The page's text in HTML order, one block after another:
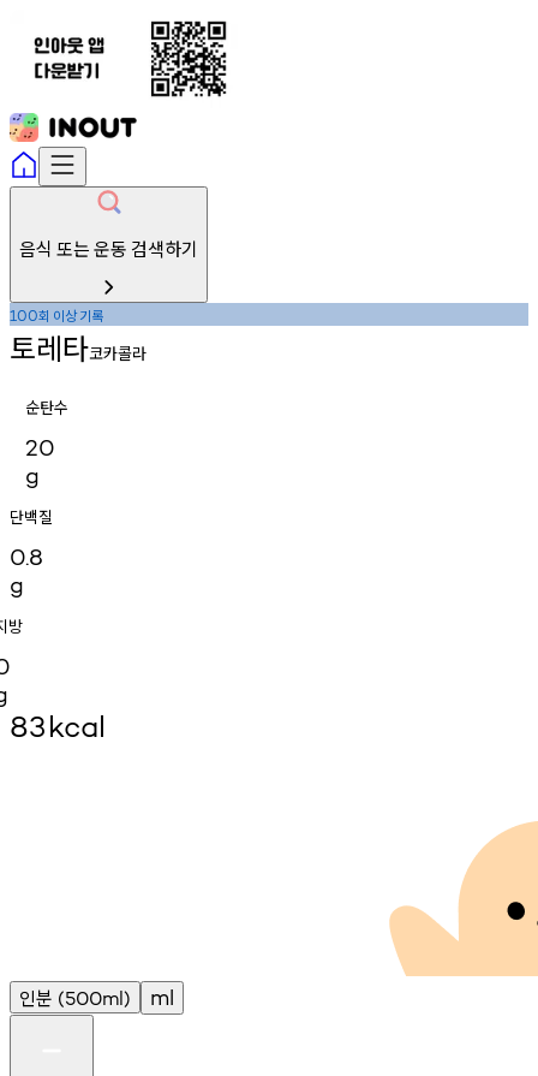
음식 또는 운동 검색하기
100회 이상기록
토레타코카콜라
순탄수
20
g
단백질
0.8
g
방
83kcal
인분 (500ml) ml